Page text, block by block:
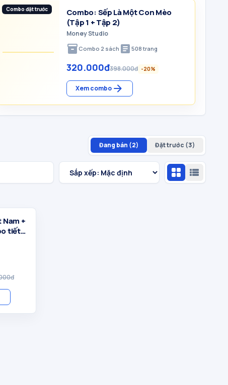
Combo đặt trước
Combo: Sếp Là Một Con Mèo
(Tập 1 + Tập 2)
Money Studio
inventory_2Combo 2 sách article 508 trang
320.000đ398.000đ -20%
Xem comboarrow_forward
Đang bán (2) Đặt trước (3)
grid_view view_list
Nam +
tiết